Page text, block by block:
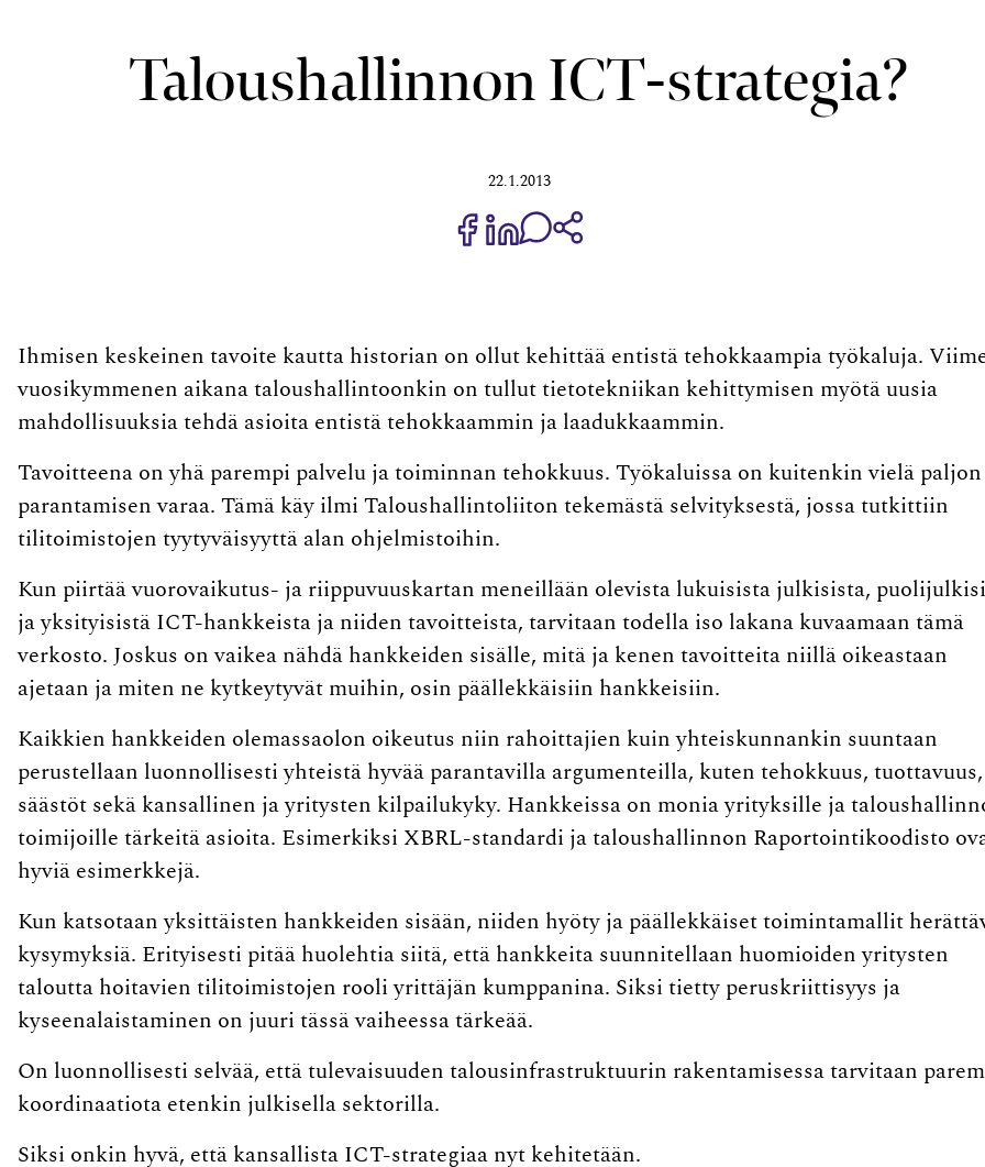
Taloushallinnon ICT-strategia?
22.1.2013
Jaa Share on Facebook
Jaa Share on LinkedIn
Jaa WhatsApp-viestinä
Ihmisen keskeinen tavoite kautta historian on ollut kehittää entistä tehokkaampia työkaluja.
vuosikymmenen aikana taloushallintoonkin on tullut tietotekniikan kehittymisen myötä uusia
mahdollisuuksia tehdä asioita entistä tehokkaammin ja laadukkaammin.
Tavoitteena on yhä parempi palvelu ja toiminnan tehokkuus. Työkaluissa on kuitenkin vielä paljon
parantamisen varaa. Tämä käy ilmi Taloushallintoliiton tekemästä selvityksestä, jossa tutkittiin
tilitoimistojen tyytyväisyyttä alan ohjelmistoihin.
Kun piirtää vuorovaikutus- ja riippuvuuskartan meneillään olevista lukuisista julkisista,
ja yksityisistä ICT-hankkeista ja niiden tavoitteista, tarvitaan todella iso lakana kuvaamaan tämä
verkosto. Joskus on vaikea nähdä hankkeiden sisälle, mitä ja kenen tavoitteita niillä oikeastaan
ajetaan ja miten ne kytkeytyvät muihin, osin päällekkäisiin hankkeisiin.
Kaikkien hankkeiden olemassaolon oikeutus niin rahoittajien kuin yhteiskunnankin suuntaan
perustellaan luonnollisesti yhteistä hyvää parantavilla argumenteilla, kuten tehokkuus, tuottavuus,
säästöt sekä kansallinen ja yritysten kilpailukyky. Hankkeissa on monia yrityksille ja
toimijoille tärkeitä asioita. Esimerkiksi XBRL-standardi ja taloushallinnon Raportointikoodisto
hyviä esimerkkejä.
Kun katsotaan yksittäisten hankkeiden sisään, niiden hyöty ja päällekkäiset toimintamallit
kysymyksiä. Erityisesti pitää huolehtia siitä, että hankkeita suunnitellaan huomioiden yritysten
taloutta hoitavien tilitoimistojen rooli yrittäjän kumppanina. Siksi tietty peruskriittisyys ja
kyseenalaistaminen on juuri tässä vaiheessa tärkeää.
On luonnollisesti selvää, että tulevaisuuden talousinfrastruktuurin rakentamisessa tarvitaan
koordinaatiota etenkin julkisella sektorilla.
Siksi onkin hyvä, että kansallista ICT-strategiaa nyt kehitetään.